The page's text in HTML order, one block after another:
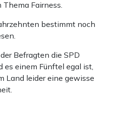
Thema Fairness.
bestimmt noch
Befragten die SPD
es einem Fünftel egal ist,
Land leider eine gewisse